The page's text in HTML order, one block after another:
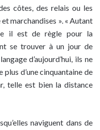
côtes, des relais ou les
marchandises ». « Autant
il est de règle pour la
se trouver à un jour de
d’aujourd’hui, ils ne
d’une cinquantaine de
telle est bien la distance
naviguent dans de